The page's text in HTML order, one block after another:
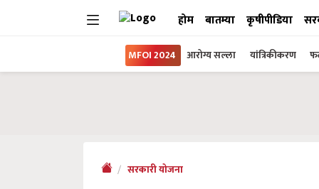
होम बातम्या कृषीपीडिया
MFOI 2024 आरोग्य सल्ला यांत्रिकीकरण
सरकारी योजना